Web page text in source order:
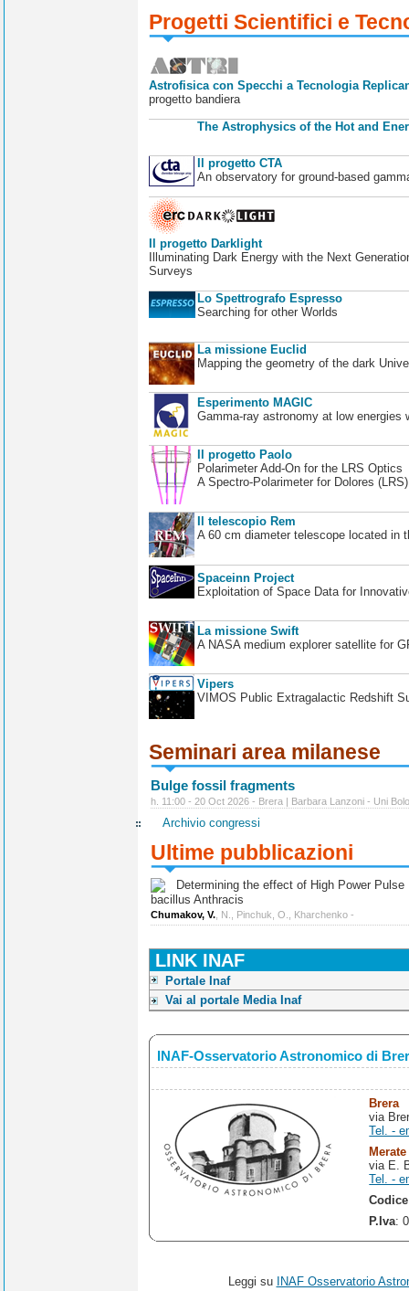
Progetti Scientifici e
Astrofisica con Specchi a Tecnologia
progetto bandiera
The Astrophysics of the Hot and
Il progetto CTA
An observatory for ground-based
Il progetto Darklight
Illuminating Dark Energy with the Next
Surveys
Lo Spettrografo Espresso
Searching for other Worlds
La missione Euclid
Mapping the geometry of the dark
Esperimento MAGIC
Gamma-ray astronomy at low energies
Il progetto Paolo
Polarimeter Add-On for the LRS Optics
A Spectro-Polarimeter for Dolores
Il telescopio Rem
A 60 cm diameter telescope located in
Spaceinn Project
Exploitation of Space Data for
La missione Swift
A NASA medium explorer satellite for
Vipers
VIMOS Public Extragalactic Redshift
Seminari area milanese
Bulge fossil fragments
h. 11:00 - 20 Oct 2026 - Brera | Barbara Lanzoni - Uni
Archivio congressi
Ultime pubblicazioni
Determining the effect of High Power Pulse
bacillus Anthracis
Chumakov, V. , N., Pinchuk, O., Kharchenko -
LINK INAF
Portale Inaf
Vai al portale Media Inaf
INAF-Osservatorio Astronomico di
Brera
via
Tel. -
Merate
via E.
Tel. -
P.Iva:
Leggi su INAF Osservatorio